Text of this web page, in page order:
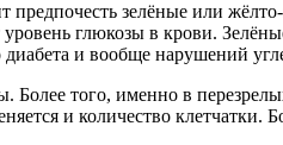
зелёные или
глюкозы в крови.
и вообще нарушений
того, именно в
и количество клетчатки.